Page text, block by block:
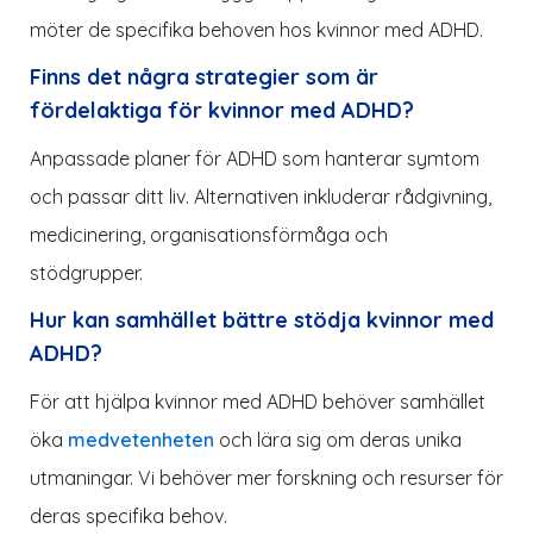
möter de specifika behoven hos kvinnor med ADHD.
Finns det några strategier som är
fördelaktiga för kvinnor med ADHD?
Anpassade planer för ADHD som hanterar symtom
och passar ditt liv. Alternativen inkluderar rådgivning,
medicinering, organisationsförmåga och
stödgrupper.
Hur kan samhället bättre stödja kvinnor med
ADHD?
För att hjälpa kvinnor med ADHD behöver samhället
öka medvetenheten och lära sig om deras unika
utmaningar. Vi behöver mer forskning och resurser för
deras specifika behov.